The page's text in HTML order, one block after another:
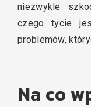
niezwykle
czego tycie
problemów,
Na co